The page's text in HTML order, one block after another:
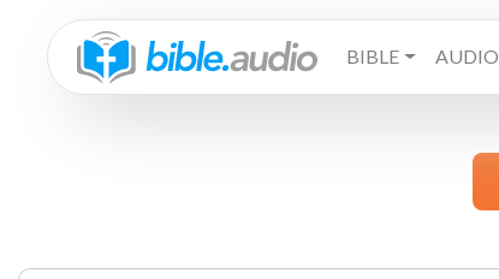
BIBLE AUDIO